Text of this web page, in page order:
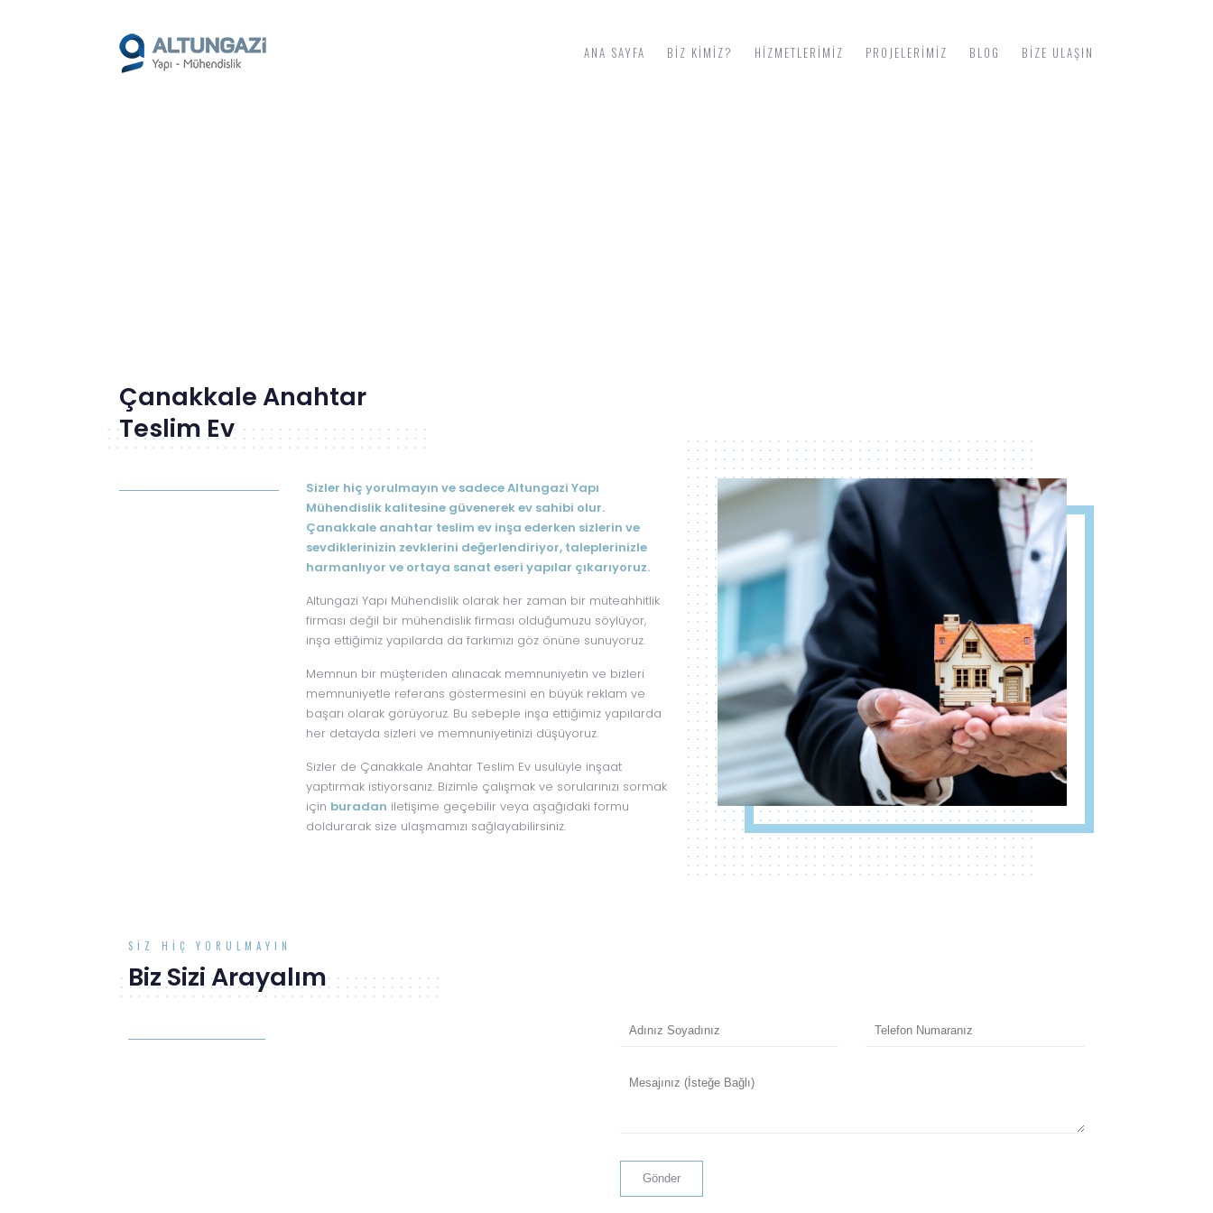
ANA SAYFA BIZ KIMIZ? HIZMETLERIMIZ PROJELERIMIZ BLOG BIZE ULAŞIN
Çanakkale Anahtar
Teslim Ev
Sizler hiç yorulmayın ve sadece Altungazi Yapı
Mühendislik kalitesine güvenerek ev sahibi olur.
Çanakkale anahtar teslim ev inşa ederken sizlerin ve
sevdiklerinizin zevklerini değerlendiriyor, taleplerinizle
harmanlıyor ve ortaya sanat eseri yapılar çıkarıyoruz.
Altungazi Yapı Mühendislik olarak her zaman bir müteahhitlik
firması değil bir mühendislik firması olduğumuzu söylüyor,
inşa ettiğimiz yapılarda da farkımızı göz önüne sunuyoruz.
Memnun bir müşteriden alınacak memnuniyetin ve bizleri
memnuniyetle referans göstermesini en büyük reklam ve
başarı olarak görüyoruz. Bu sebeple inşa ettiğimiz yapılarda
her detayda sizleri ve memnuniyetinizi düşüyoruz.
Sizler de Çanakkale Anahtar Teslim Ev usulüyle inşaat
yaptırmak istiyorsanız. Bizimle çalışmak ve sorularınızı sormak
için buradan iletişime geçebilir veya aşağıdaki formu
doldurarak size ulaşmamızı sağlayabilirsiniz.
SIZ HIÇ YORULMAYIN
Biz Sizi Arayalım